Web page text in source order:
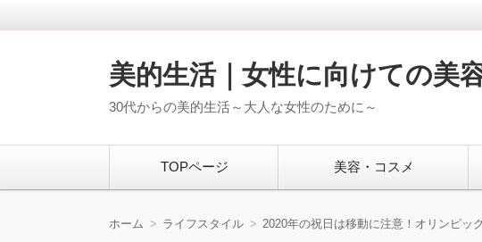
美的生活｜女性に向けての美
30代からの美的生活～大人な女性のために～
TOPページ 美容・コスメ
ホーム ライフスタイル 2020年の祝日は移動に注意！オリンピッ